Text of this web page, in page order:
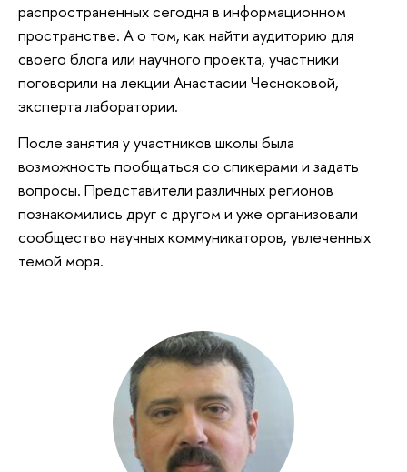
распространенных сегодня в информационном
пространстве. А о том, как найти аудиторию для
своего блога или научного проекта, участники
поговорили на лекции Анастасии Чесноковой,
эксперта лаборатории.
После занятия у участников школы была
возможность пообщаться со спикерами и задать
вопросы. Представители различных регионов
познакомились друг с другом и уже организовали
сообщество научных коммуникаторов, увлеченных
темой моря.